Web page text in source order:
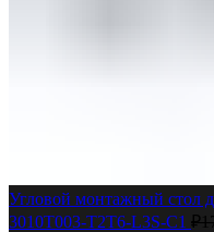
Угловой монтажный стол
3010T003-T2T6-L3S-C1 ₽